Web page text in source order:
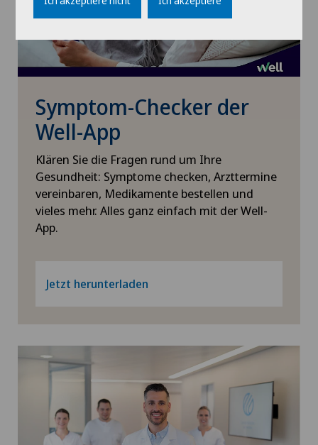
Schmerztherapie
Schulterchirurgie
Schultergelenkarthrose
Schulterimpingement
Schulterluxation
Ultraschall
Urogynäkologie
Symptom-Checker der
Well-App
Klären Sie die Fragen rund um Ihre
Gesundheit: Symptome checken, Arzttermine
vereinbaren, Medikamente bestellen und
vieles mehr. Alles ganz einfach mit der Well-
App.
Jetzt herunterladen